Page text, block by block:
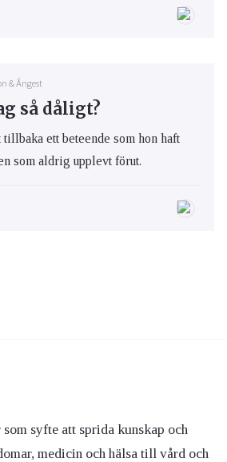
& Ångest
så dåligt?
ett beteende som hon haft
som aldrig upplevt förut.
syfte att sprida kunskap och
medicin och hälsa till vård och